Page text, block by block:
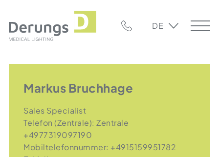
DE
Markus Bruchhage
Sales Specialist
Telefon (Zentrale): Zentrale
+4977319097190
Mobiltelefonnummer: +4915159951782